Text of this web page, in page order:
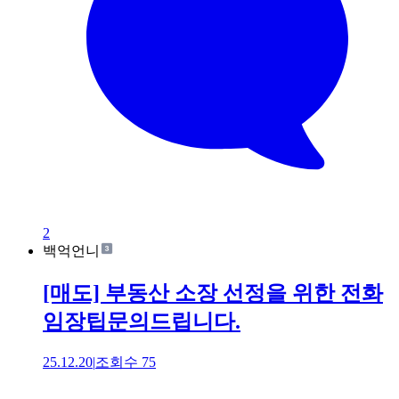
2
백억언니
[매도] 부동산 소장 선정을 위한 전화
임장팁문의드립니다.
25.12.20|조회수 75